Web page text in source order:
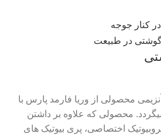
محصولی از وریا فارمد پارس با
محصولی که علاوه بر داشتن
اختصاصی، پری بیوتیک های